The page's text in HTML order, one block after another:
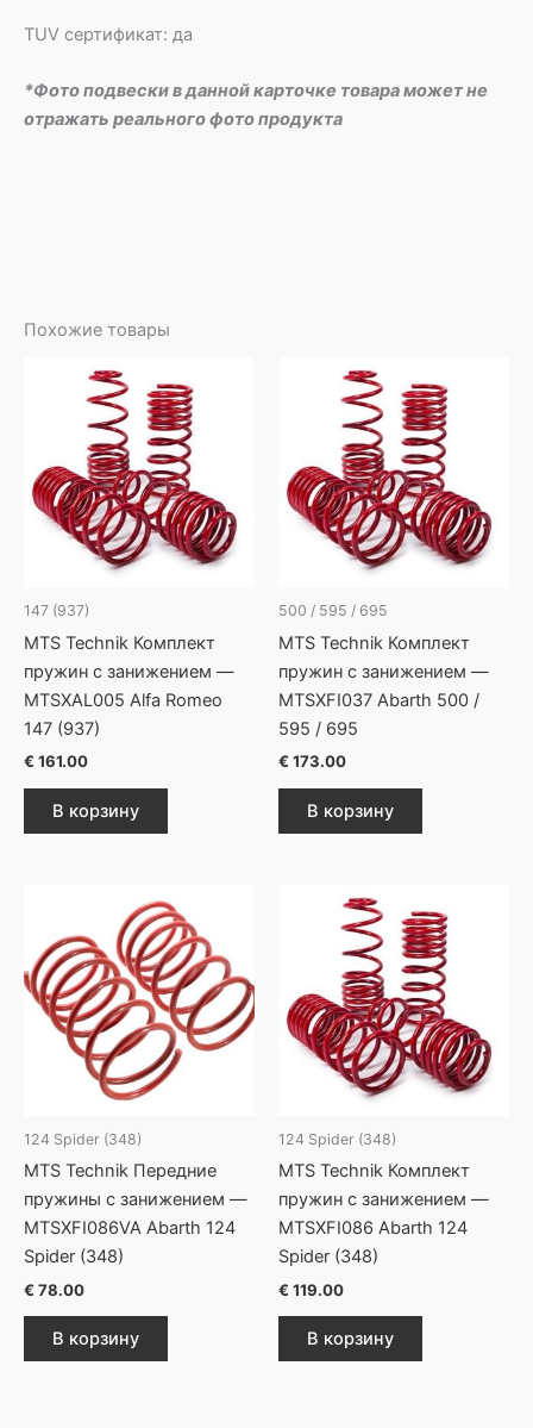
TUV сертификат: да
*Фото подвески в данной карточке товара может не
отражать реального фото продукта
Похожие товары
147 (937)
MTS Technik Комплект
пружин с занижением —
MTSXAL005 Alfa Romeo
147 (937)
€ 161.00
В корзину
500 / 595 / 695
MTS Technik Комплект
пружин с занижением —
MTSXFI037 Abarth 500 /
595 / 695
€ 173.00
В корзину
124 Spider (348)
MTS Technik Передние
пружины с занижением —
MTSXFI086VA Abarth 124
Spider (348)
€ 78.00
В корзину
124 Spider (348)
MTS Technik Комплект
пружин с занижением —
MTSXFI086 Abarth 124
Spider (348)
€ 119.00
В корзину